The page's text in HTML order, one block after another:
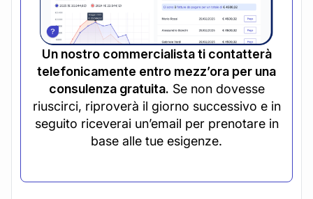
Un nostro commercialista ti contatterà
telefonicamente entro mezz’ora per una
consulenza gratuita. Se non dovesse
riuscirci, riproverà il giorno successivo e in
seguito riceverai un’email per prenotare in
base alle tue esigenze.